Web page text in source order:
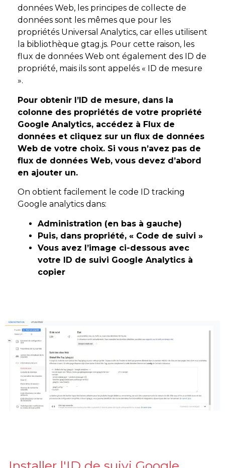
données Web, les principes de collecte de
données sont les mêmes que pour les
propriétés Universal Analytics, car elles utilisent
la bibliothèque gtag.js. Pour cette raison, les
flux de données Web ont également des ID de
propriété, mais ils sont appelés « ID de mesure
».
Pour obtenir l’ID de mesure, dans la
colonne des propriétés de votre propriété
Google Analytics, accédez à Flux de
données et cliquez sur un flux de données
Web de votre choix. Si vous n’avez pas de
flux de données Web, vous devez d’abord
en ajouter un.
On obtient facilement le code ID tracking
Google analytics dans:
Administration (en bas à gauche)
Puis, dans propriété, « Code de suivi »
Vous avez l’image ci-dessous avec
votre ID de suivi Google Analytics à
copier